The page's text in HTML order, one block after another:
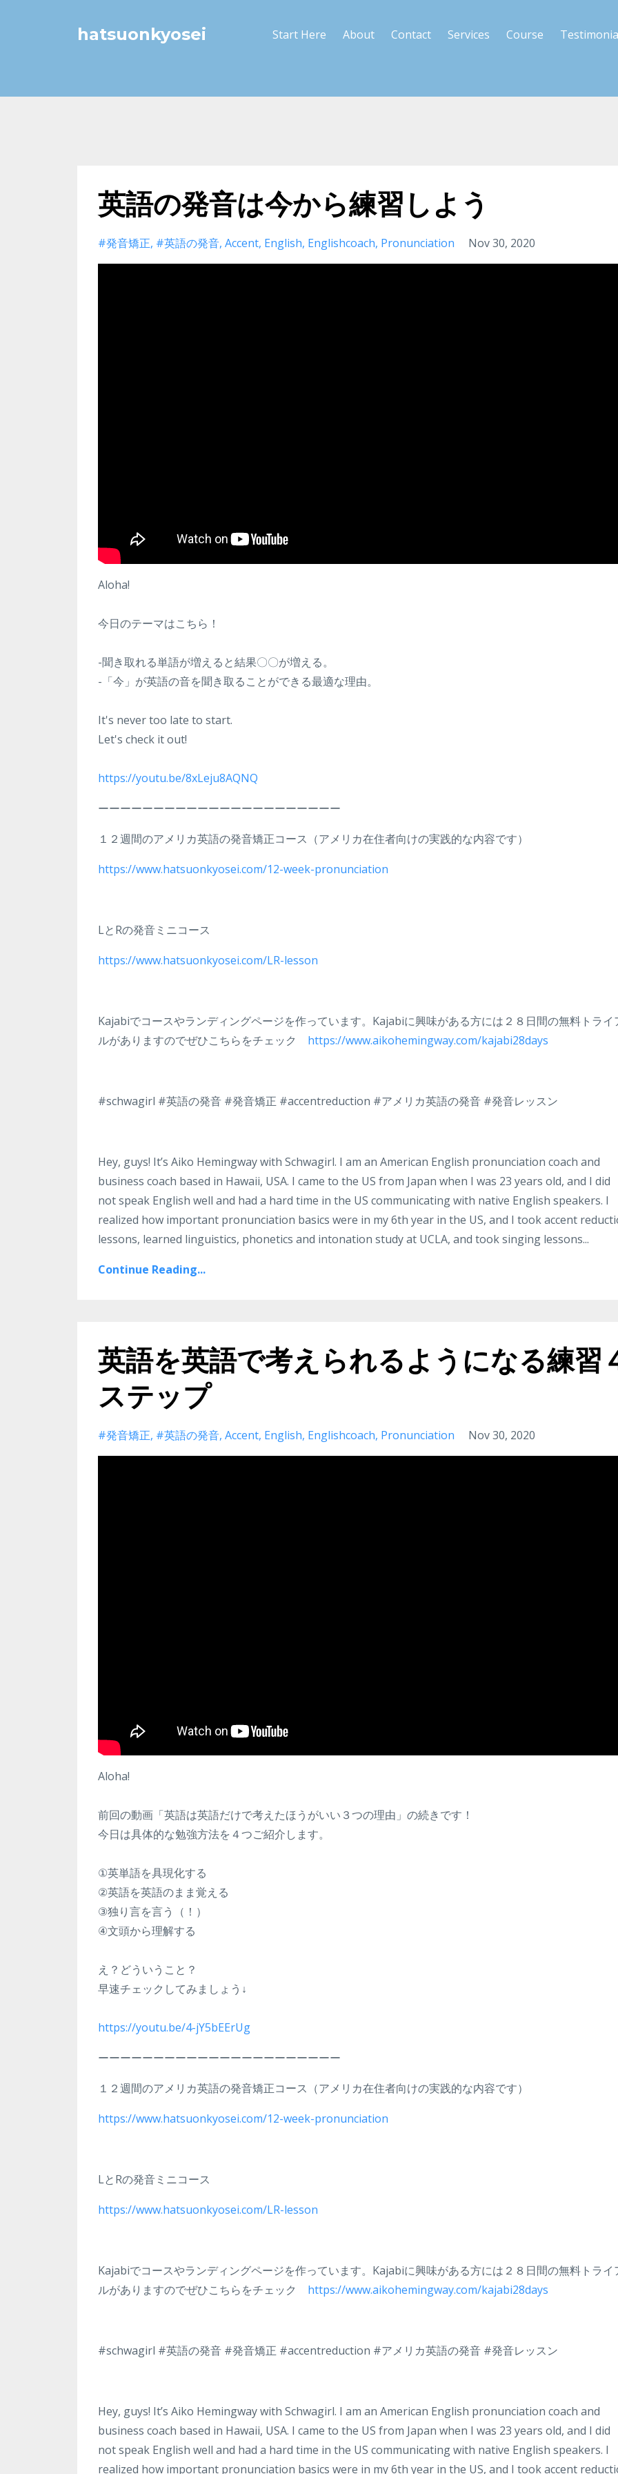
hatsuonkyosei Start Here About Contact Services Course
英語の発音は今から練習しよう
#発音矯正 #英語の発音 Accent English Englishcoach Pronunciation Nov 30, 2020
Aloha!
今日のテーマはこちら！
-聞き取れる単語が増えると結果〇〇が増える。
-「今」が英語の音を聞き取ることができる最適な理由。
It's never too late to start.
Let's check it out!
https://youtu.be/8xLeju8AQNQ
ーーーーーーーーーーーーーーーーーーーーーー
１２週間のアメリカ英語の発音矯正コース（アメリカ在住者向けの実践的な内容です）
https://www.hatsuonkyosei.com/12-week-pronunciation
LとRの発音ミニコース
https://www.hatsuonkyosei.com/LR-lesson
Kajabiでコースやランディングページを作っています。Kajabiに興味がある方には２８日間の無料トライ
ルがありますのでぜひこちらをチェック https://www.aikohemingway.com/kajabi28days
#schwagirl #英語の発音 #発音矯正 #accentreduction #アメリカ英語の発音 #発音レッスン
Hey, guys! It’s Aiko Hemingway with Schwagirl. I am an American English pronunciation coach and
business coach based in Hawaii, USA. I came to the US from Japan when I was 23 years old, and I did
not speak English well and had a hard time in the US communicating with native English speakers. I
realized how important pronunciation basics were in my 6th year in the US, and I took accent
lessons, learned linguistics, phonetics and intonation study at UCLA, and took singing lessons...
Continue Reading...
英語を英語で考えられるようになる練習
ステップ
#発音矯正 #英語の発音 Accent English Englishcoach Pronunciation Nov 30, 2020
Aloha!
前回の動画「英語は英語だけで考えたほうがいい３つの理由」の続きです！
今日は具体的な勉強方法を４つご紹介します。
①英単語を具現化する
②英語を英語のまま覚える
③独り言を言う（！）
④文頭から理解する
え？どういうこと？
早速チェックしてみましょう↓
https://youtu.be/4-jY5bEErUg
ーーーーーーーーーーーーーーーーーーーーーー
１２週間のアメリカ英語の発音矯正コース（アメリカ在住者向けの実践的な内容です）
https://www.hatsuonkyosei.com/12-week-pronunciation
LとRの発音ミニコース
https://www.hatsuonkyosei.com/LR-lesson
Kajabiでコースやランディングページを作っています。Kajabiに興味がある方には２８日間の無料トライ
ルがありますのでぜひこちらをチェック https://www.aikohemingway.com/kajabi28days
#schwagirl #英語の発音 #発音矯正 #accentreduction #アメリカ英語の発音 #発音レッスン
Hey, guys! It’s Aiko Hemingway with Schwagirl. I am an American English pronunciation coach and
business coach based in Hawaii, USA. I came to the US from Japan when I was 23 years old, and I did
not speak English well and had a hard time in the US communicating with native English speakers. I
realized how important pronunciation basics were in my 6th year in the US, and I took accent